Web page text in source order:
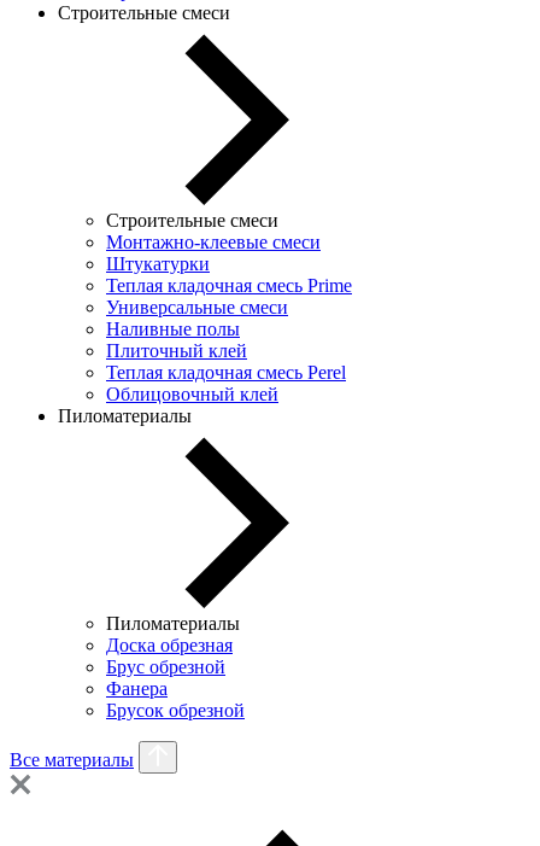
Строительные смеси
Строительные смеси
Монтажно-клеевые смеси
Штукатурки
Теплая кладочная смесь Prime
Универсальные смеси
Наливные полы
Плиточный клей
Теплая кладочная смесь Perel
Облицовочный клей
Пиломатериалы
Пиломатериалы
Доска обрезная
Брус обрезной
Фанера
Брусок обрезной
Все материалы